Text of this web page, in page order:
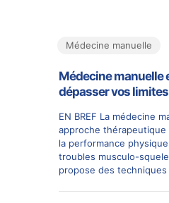
Médecine manuelle
Médecine manuelle
dépasser vos limites
EN BREF La médecine
approche
la performance
troubles musculo-
propose des techniques